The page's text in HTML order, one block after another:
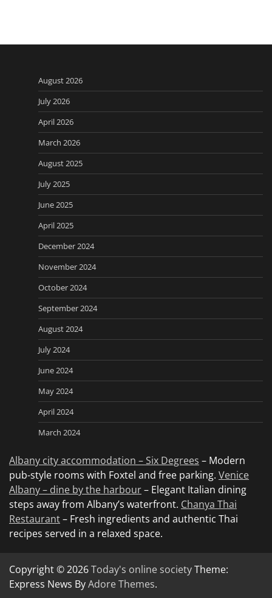
August 2026
July 2026
April 2026
March 2026
August 2025
July 2025
June 2025
April 2025
December 2024
November 2024
October 2024
September 2024
August 2024
July 2024
June 2024
May 2024
April 2024
March 2024
Albany city accommodation – Six Degrees – Modern
pub-style rooms with Foxtel and free parking. Venice
Albany – dine by the harbour– Elegant Italian dining
steps away from Albany’s waterfront. Chanya Thai
Restaurant– Fresh ingredients and authentic Thai
recipes served in a relaxed space.
Copyright © 2026Today's online societyTheme:
Express News ByAdore Themes.